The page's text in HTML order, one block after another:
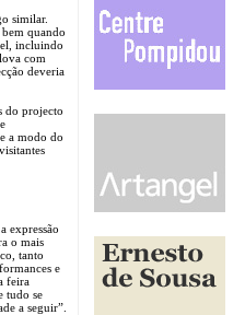
similar.
quando
incluindo
com
deveria
do projecto
a modo do
expressão
o mais
tanto
e
feira
tudo se
a seguir”.